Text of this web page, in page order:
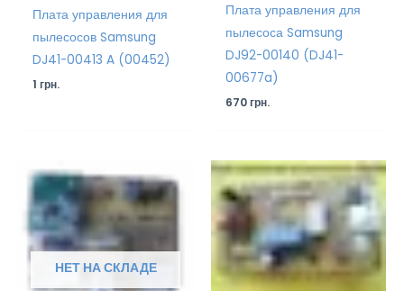
Плата управления для
пылесосов Samsung
DJ41-00413 A (00452)
1грн.
Плата управления для
пылесоса Samsung
DJ92-00140 (DJ41-
00677a)
670грн.
НЕТ НА СКЛАДЕ